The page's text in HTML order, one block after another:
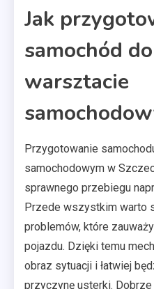
Jak
samochód
warsztacie
Przygotowanie
samochodowym w
sprawnego przebiegu
Przede wszystkim warto
problemów, które
pojazdu. Dzięki temu
obraz sytuacji i łatwiej
przyczynę usterki.